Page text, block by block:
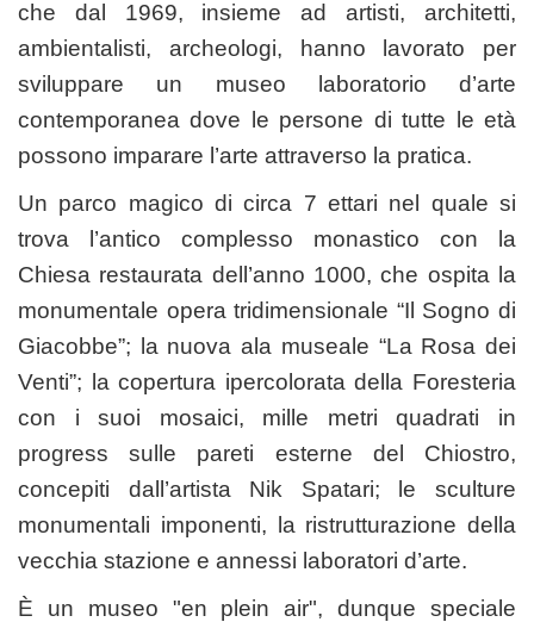
che dal 1969, insieme ad artisti, architetti,
ambientalisti, archeologi, hanno lavorato per
sviluppare un museo laboratorio d’arte
contemporanea dove le persone di tutte le età
possono imparare l’arte attraverso la pratica.
Un parco magico di circa 7 ettari nel quale si
trova l’antico complesso monastico con la
Chiesa restaurata dell’anno 1000, che ospita la
monumentale opera tridimensionale “Il Sogno di
Giacobbe”; la nuova ala museale “La Rosa dei
Venti”; la copertura ipercolorata della Foresteria
con i suoi mosaici, mille metri quadrati in
progress sulle pareti esterne del Chiostro,
concepiti dall’artista Nik Spatari; le sculture
monumentali imponenti, la ristrutturazione della
vecchia stazione e annessi laboratori d’arte.
È un museo "en plein air", dunque speciale